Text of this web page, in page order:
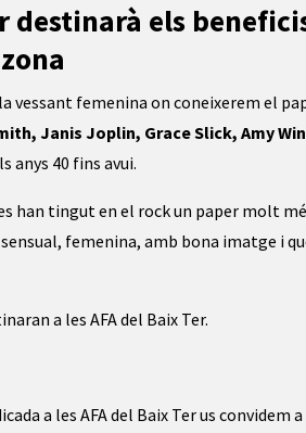
destinarà els
vessant femenina on coneixerem el
Janis Joplin, Grace Slick, Amy
anys 40 fins avui.
han tingut en el rock un paper molt
femenina, amb bona imatge i
a les AFA del Baix Ter.
a les AFA del Baix Ter us convidem